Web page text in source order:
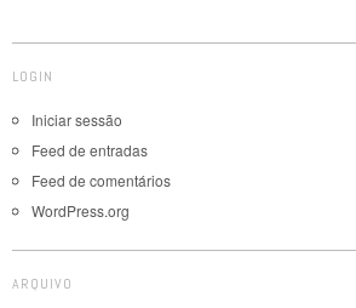
LOGIN
Iniciar sessão
Feed de entradas
Feed de comentários
WordPress.org
ARQUIVO